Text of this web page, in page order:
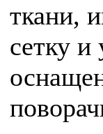
ткани,
сетку и